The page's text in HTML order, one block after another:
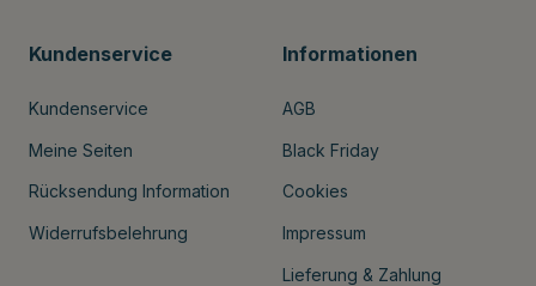
Kundenservice
Kundenservice
Meine Seiten
Rücksendung Information
Widerrufsbelehrung
Informationen
AGB
Black Friday
Cookies
Impressum
Lieferung & Zahlung